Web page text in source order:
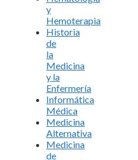
y
Hemoterapia
Historia
de
la
Medicina
y la
Enfermería
Informática
Médica
Medicina
Alternativa
Medicina
de